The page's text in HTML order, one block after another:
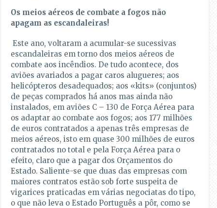
Os meios aéreos de combate a fogos não
apagam as escandaleiras!
Este ano, voltaram a acumular-se sucessivas
escandaleiras em torno dos meios aéreos de
combate aos incêndios. De tudo acontece, dos
aviões avariados a pagar caros alugueres; aos
helicópteros desadequados; aos «kits» (conjuntos)
de peças comprados há anos mas ainda não
instalados, em aviões C – 130 de Força Aérea para
os adaptar ao combate aos fogos; aos 177 milhões
de euros contratados a apenas três empresas de
meios aéreos, isto em quase 300 milhões de euros
contratados no total e pela Força Aérea para o
efeito, claro que a pagar dos Orçamentos do
Estado. Saliente-se que duas das empresas com
maiores contratos estão sob forte suspeita de
vigarices praticadas em várias negociatas do tipo,
o que não leva o Estado Português a pôr, como se